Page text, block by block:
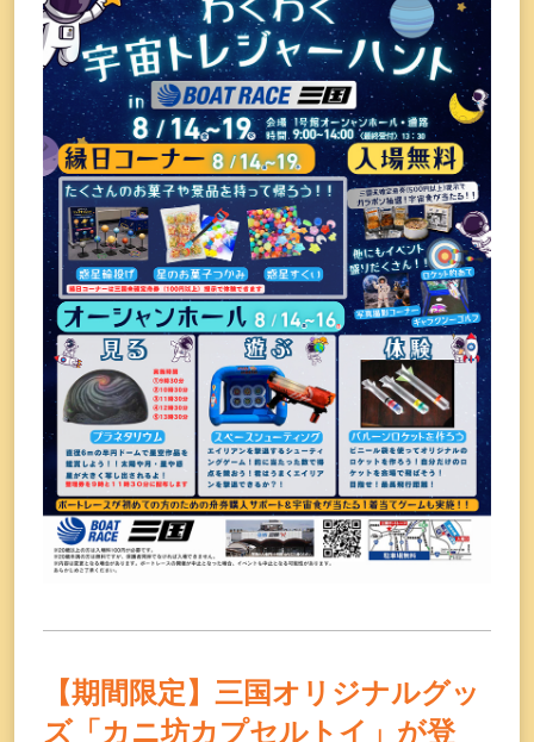
【期間限定】三国オリジナルグッ
ズ「カニ坊カプセルトイ」が登